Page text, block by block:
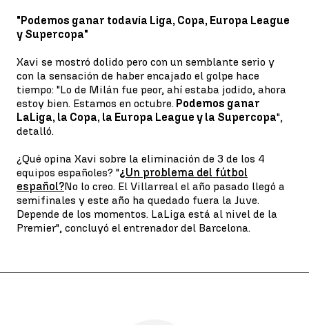
"Podemos ganar todavía Liga, Copa, Europa League
y Supercopa"
Xavi se mostró dolido pero con un semblante serio y
con la sensación de haber encajado el golpe hace
tiempo: "Lo de Milán fue peor, ahí estaba jodido, ahora
estoy bien. Estamos en octubre. Podemos ganar
LaLiga, la Copa, la Europa League y la Supercopa",
detalló.
¿Qué opina Xavi sobre la eliminación de 3 de los 4
equipos españoles? "¿Un problema del fútbol
español?No lo creo. El Villarreal el año pasado llegó a
semifinales y este año ha quedado fuera la Juve.
Depende de los momentos. LaLiga está al nivel de la
Premier", concluyó el entrenador del Barcelona.